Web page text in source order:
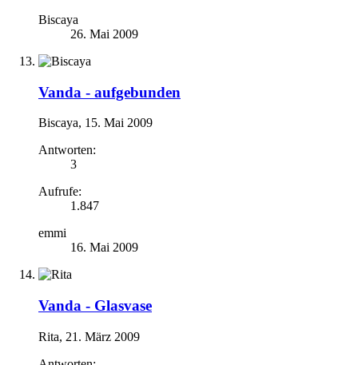
Biscaya
26. Mai 2009
Vanda - aufgebunden
Biscaya, 15. Mai 2009
Antworten:
3
Aufrufe:
1.847
emmi
16. Mai 2009
Vanda - Glasvase
Rita, 21. März 2009